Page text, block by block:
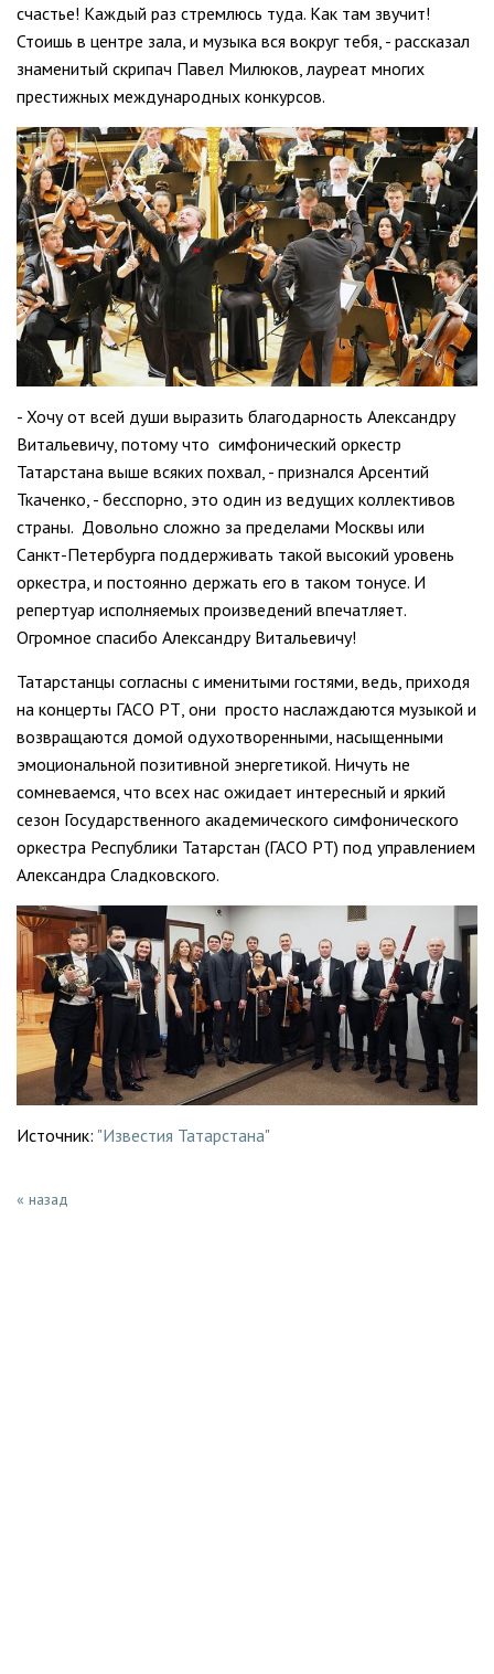
счастье! Каждый раз стремлюсь туда. Как там звучит!
Стоишь в центре зала, и музыка вся вокруг тебя, - рассказал
знаменитый скрипач Павел Милюков, лауреат многих
престижных международных конкурсов.
- Хочу от всей души выразить благодарность Александру
Витальевичу, потому что симфонический оркестр
Татарстана выше всяких похвал, - признался Арсентий
Ткаченко, - бесспорно, это один из ведущих коллективов
страны. Довольно сложно за пределами Москвы или
Санкт-Петербурга поддерживать такой высокий уровень
оркестра, и постоянно держать его в таком тонусе. И
репертуар исполняемых произведений впечатляет.
Огромное спасибо Александру Витальевичу!
Татарстанцы согласны с именитыми гостями, ведь, приходя
на концерты ГАСО РТ, они просто наслаждаются музыкой и
возвращаются домой одухотворенными, насыщенными
эмоциональной позитивной энергетикой. Ничуть не
сомневаемся, что всех нас ожидает интересный и яркий
сезон Государственного академического симфонического
оркестра Республики Татарстан (ГАСО РТ) под управлением
Александра Сладковского.
Источник: "Известия Татарстана"
« назад